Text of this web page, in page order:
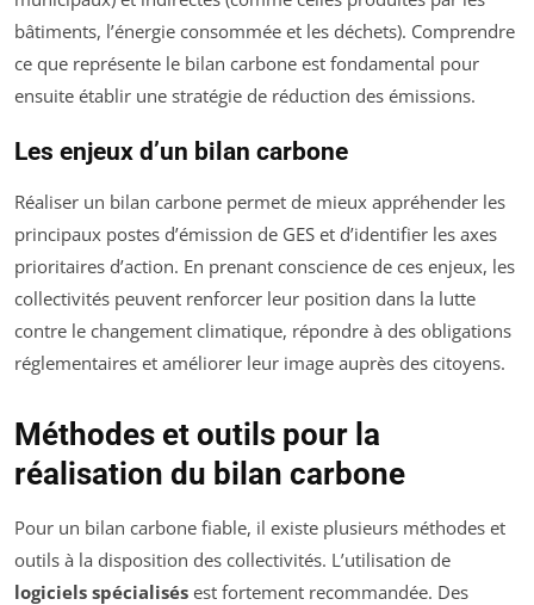
bâtiments, l’énergie consommée et les déchets). Comprendre
ce que représente le bilan carbone est fondamental pour
ensuite établir une stratégie de réduction des émissions.
Les enjeux d’un bilan carbone
Réaliser un bilan carbone permet de mieux appréhender les
principaux postes d’émission de GES et d’identifier les axes
prioritaires d’action. En prenant conscience de ces enjeux, les
collectivités peuvent renforcer leur position dans la lutte
contre le changement climatique, répondre à des obligations
réglementaires et améliorer leur image auprès des citoyens.
Méthodes et outils pour la
réalisation du bilan carbone
Pour un bilan carbone fiable, il existe plusieurs méthodes et
outils à la disposition des collectivités. L’utilisation de
logiciels spécialisés est fortement recommandée. Des